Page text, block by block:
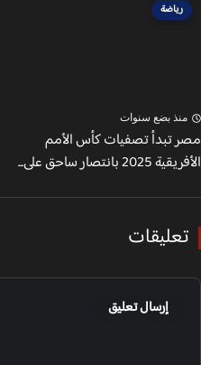
رياضة
بضع سنوات
تبدأ تصفيات كأس الأمم
بانتصار ساحق على...
إرسال تعليق